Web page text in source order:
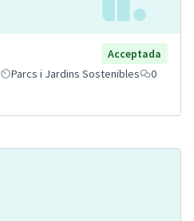
Acceptada
Parcs i Jardins Sostenibles
0